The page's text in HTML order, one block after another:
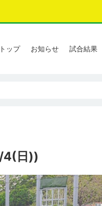
トップ お知らせ 試合結果
4(日))